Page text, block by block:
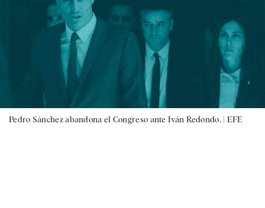
Pedro Sánchez abandona el Congreso ante Iván Redondo. | EFE